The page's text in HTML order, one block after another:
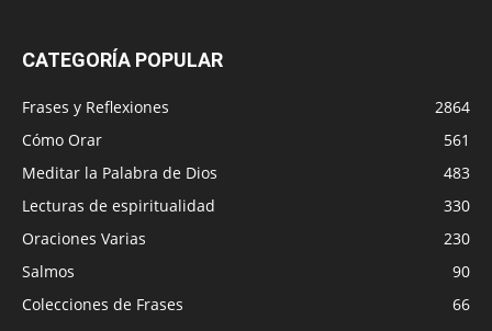
CATEGORÍA POPULAR
Frases y Reflexiones
2864
Cómo Orar
561
Meditar la Palabra de Dios
483
Lecturas de espiritualidad
330
Oraciones Varias
230
Salmos
90
Colecciones de Frases
66